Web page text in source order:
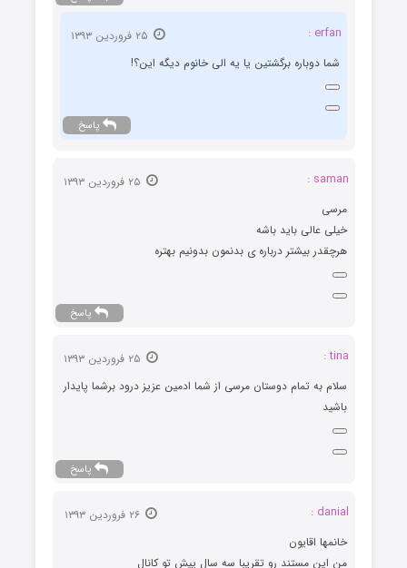
erfan :
شما دوباره برگشتین یا یه الی خانوم دیگه این؟!
پاسخ
saman :
مرسی
خیلی عالی باید باشه
هرچقدر بیشتر درباره ی بدنمون بدونیم بهتره
پاسخ
tina :
سلام به تمام دوستان مرسی از شما ادمین عزیز درود برشما پایدار
باشید
پاسخ
danial :
۲۶ فروردین ۱۳۹۳
خانمها اقایون
من این مستند رو تقریبا سه سال پیش تو کانال